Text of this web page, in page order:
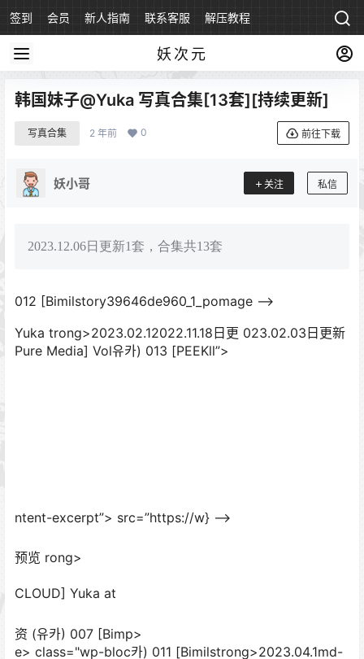
签到 会员 新人指南 联系客服 解压教程
妖次元
韩国妹子@Yuka 写真合集[13套][持续更新]
写真合集 2 年前 0 前往下载
妖小哥 关注 私信
2023.12.06日更新1套，合集共13套
012 [Bimilstory39646de960_1_pomage –>
Yuka trong>2023.02.12022.11.18日更 023.02.03日更新
Pure Media] Vol유카) 013 [PEEKll”>
ntent-excerpt”> src=”https://w} –>
预览 rong>
CLOUD] Yuka at
资 (유카) 007 [Bimp>
e> class="wp-bloc카) 011 [Bimilstrong>2023.04.1md-